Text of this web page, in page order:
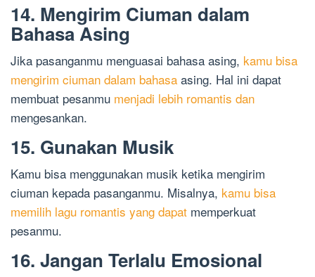
14. Mengirim Ciuman dalam
Bahasa Asing
Jika pasanganmu menguasai bahasa asing, kamu bisa
mengirim ciuman dalam bahasa asing. Hal ini dapat
membuat pesanmu menjadi lebih romantis dan
mengesankan.
15. Gunakan Musik
Kamu bisa menggunakan musik ketika mengirim
ciuman kepada pasanganmu. Misalnya, kamu bisa
memilih lagu romantis yang dapat memperkuat
pesanmu.
16. Jangan Terlalu Emosional